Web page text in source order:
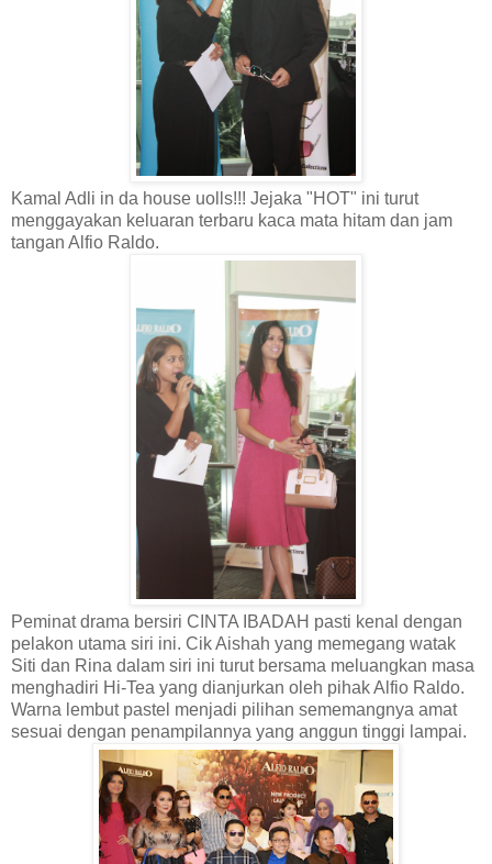
Kamal Adli in da house uolls!!! Jejaka "HOT" ini turut
menggayakan keluaran terbaru kaca mata hitam dan jam
tangan Alfio Raldo.
Peminat drama bersiri CINTA IBADAH pasti kenal dengan
pelakon utama siri ini. Cik Aishah yang memegang watak
Siti dan Rina dalam siri ini turut bersama meluangkan masa
menghadiri Hi-Tea yang dianjurkan oleh pihak Alfio Raldo.
Warna lembut pastel menjadi pilihan sememangnya amat
sesuai dengan penampilannya yang anggun tinggi lampai.